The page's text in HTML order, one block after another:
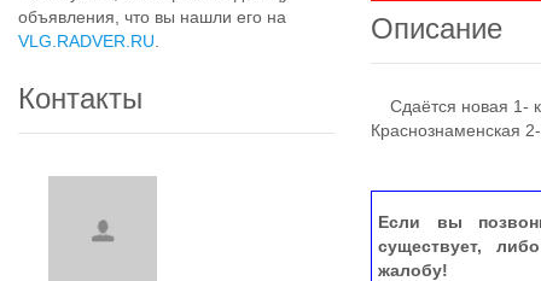
объявления, что вы нашли его на
VLG.RADVER.RU
Контакты
Описание
Сдаётся новая 1-
Краснознаменская
Если вы
существует,
жалобу!